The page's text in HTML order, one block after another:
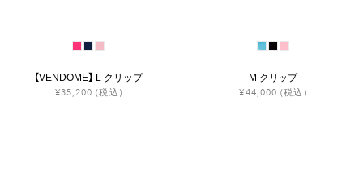
【VENDOME】 L クリップ
¥35,200 (税込)
M クリップ
¥44,000 (税込)